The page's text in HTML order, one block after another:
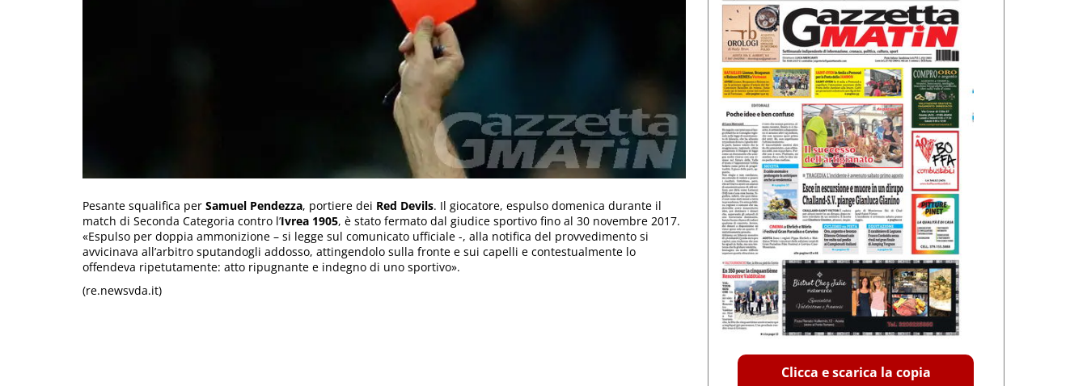
Pesante squalifica per Samuel Pendezza, portiere dei Red Devils. Il giocatore, espulso domenica durante il
match di Seconda Categoria contro l’Ivrea 1905, è stato fermato dal giudice sportivo fino al 30 novembre 2017.
«Espulso per doppia ammonizione – si legge sul comunicato ufficiale -, alla notifica del provvedimento si
avvicinava all’arbitro sputandogli addosso, attingendolo sulla fronte e sui capelli e contestualmente lo
offendeva ripetutamente: atto ripugnante e indegno di uno sportivo».
(re.newsvda.it)
Clicca e scarica la copia